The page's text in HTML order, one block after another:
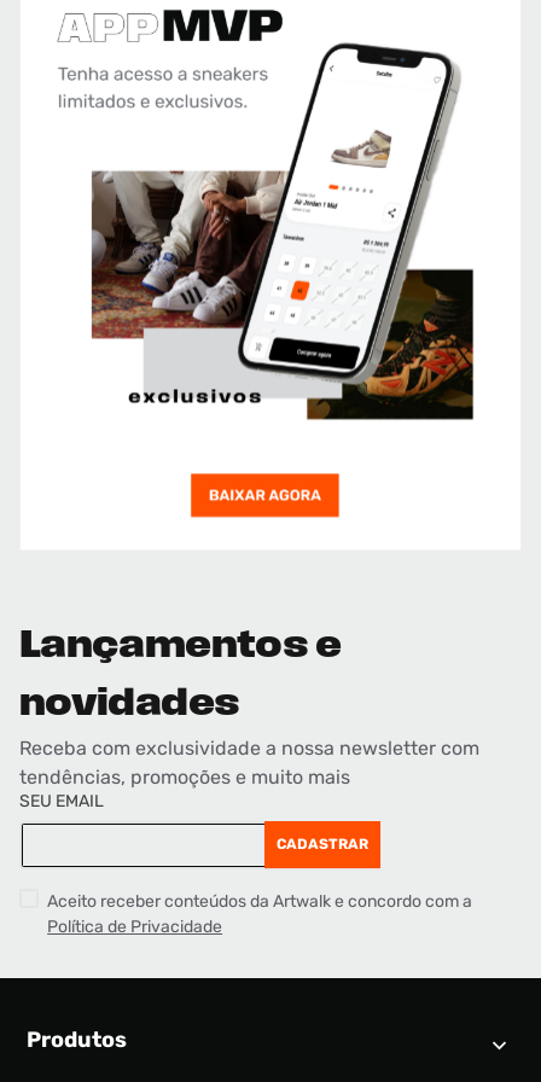
Lançamentos e
novidades
Receba com exclusividade a nossa newsletter com
tendências, promoções e muito mais
SEU EMAIL
CADASTRAR
Aceito receber conteúdos da Artwalk e concordo com a
Política de Privacidade
Produtos